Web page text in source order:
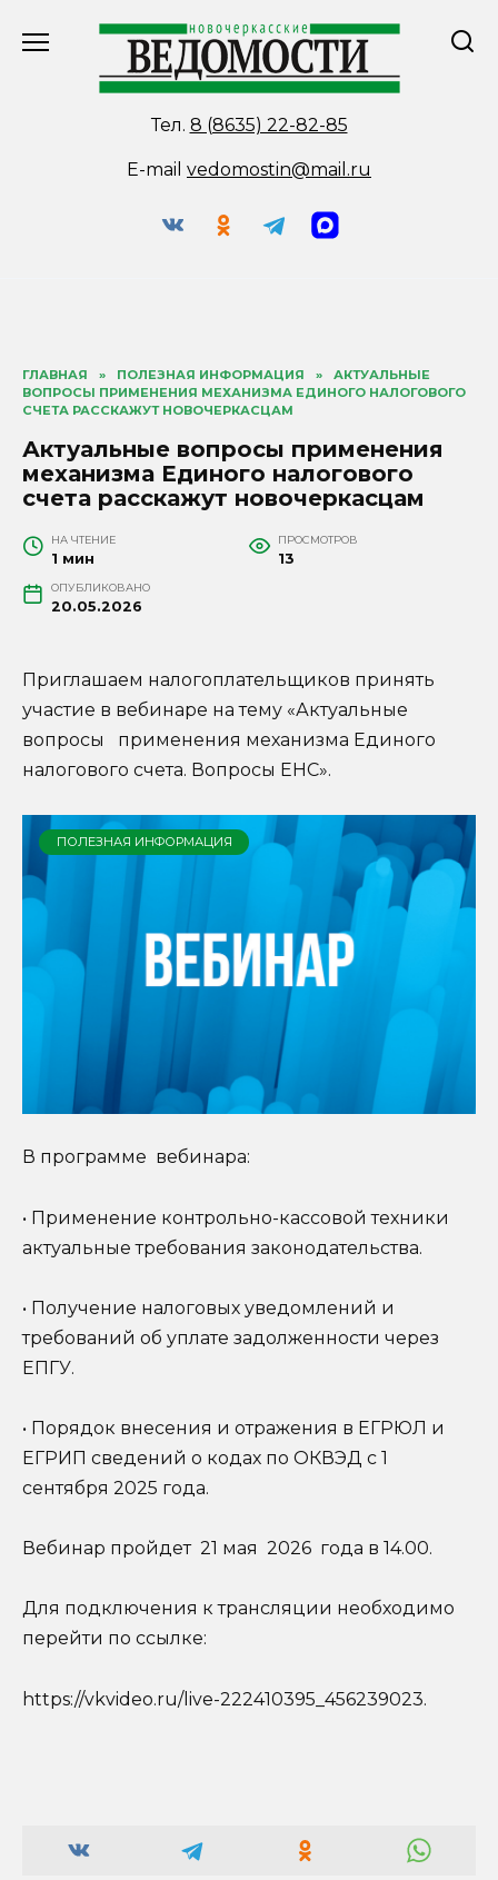
Тел. 8 (8635) 22-82-85
E-mail vedomostin@mail.ru
ГЛАВНАЯ » ПОЛЕЗНАЯ ИНФОРМАЦИЯ »
АКТУАЛЬНЫЕ
ВОПРОСЫ ПРИМЕНЕНИЯ МЕХАНИЗМА ЕДИНОГО НАЛОГОВОГО
СЧЕТА РАССКАЖУТ НОВОЧЕРКАСЦАМ
Актуальные вопросы применения
механизма Единого налогового
счета расскажут новочеркасцам
НА ЧТЕНИЕ
1 мин
ПРОСМОТРОВ
13
ОПУБЛИКОВАНО
20.05.2026
Приглашаем налогоплательщиков принять
участие в вебинаре на тему «Актуальные
вопросы применения механизма Единого
налогового счета. Вопросы ЕНС».
ПОЛЕЗНАЯ ИНФОРМАЦИЯ
В программе вебинара:
• Применение контрольно-кассовой техники
актуальные требования законодательства.
• Получение налоговых уведомлений и
требований об уплате задолженности через
ЕПГУ.
• Порядок внесения и отражения в ЕГРЮЛ и
ЕГРИП сведений о кодах по ОКВЭД с 1
сентября 2025 года.
Вебинар пройдет 21 мая 2026 года в 14.00.
Для подключения к трансляции необходимо
перейти по ссылке:
https://vkvideo.ru/live-222410395_456239023.